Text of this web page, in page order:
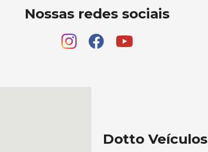
Nossas redes sociais
Dotto Veículos